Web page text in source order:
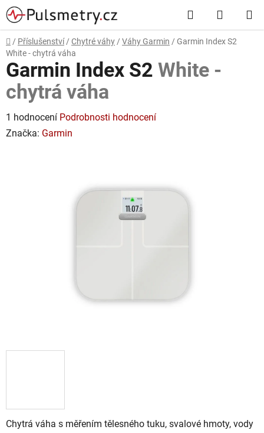
Přejít
na
obsah
Hledat
KOŠÍK
Domů
/ Příslušenství / Chytré váhy / Váhy Garmin / Garmin Index S2
White - chytrá váha
Chytrá váha s měřením tělesného tuku, svalové hmoty, vody
Garmin Index S2 White -
chytrá váha
Průměrné
hodnocení
1 hodnocení Podrobnosti hodnocení
Značka: Garmin